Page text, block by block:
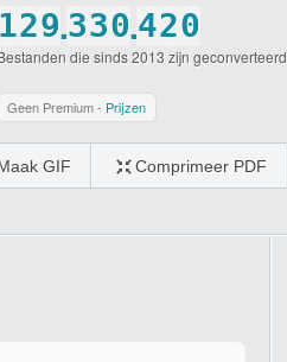
1
3
2
3
4
5
6
7
9
0
.3
4
5
6
7
8
3
4
5
6
7
8
0
1
2
3
4
5
.4
5
6
7
8
9
2
3
5
6
7
0
1
3
4
5
die sinds 2013 zijn geconverteerd
Geen Premium - Prijzen
GIF Comprimeer PDF